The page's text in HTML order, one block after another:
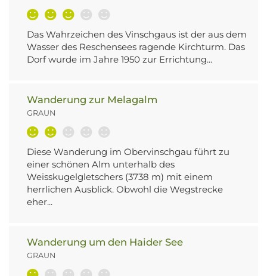
Das Wahrzeichen des Vinschgaus ist der aus dem
Wasser des Reschensees ragende Kirchturm. Das
Dorf wurde im Jahre 1950 zur Errichtung...
Wanderung zur Melagalm
GRAUN
Diese Wanderung im Obervinschgau führt zu
einer schönen Alm unterhalb des
Weisskugelgletschers (3738 m) mit einem
herrlichen Ausblick. Obwohl die Wegstrecke
eher...
Wanderung um den Haider See
GRAUN